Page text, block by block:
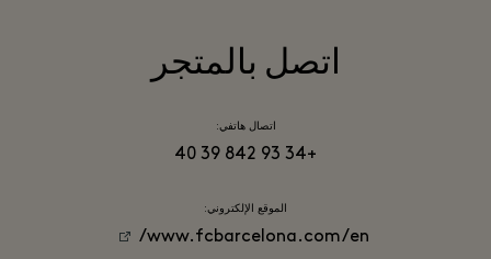
اتصل بالمتجر
اتصال هاتفي:
+34 93 842 39 40
الموقع الإلكتروني:
www.fcbarcelona.com/en/